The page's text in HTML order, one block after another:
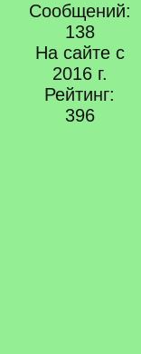
Сообщений:
138
На сайте с
2016 г.
Рейтинг:
396